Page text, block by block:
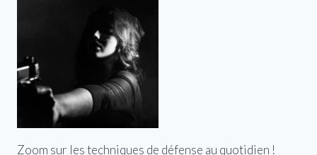
Zoom sur les techniques de défense au quotidien !